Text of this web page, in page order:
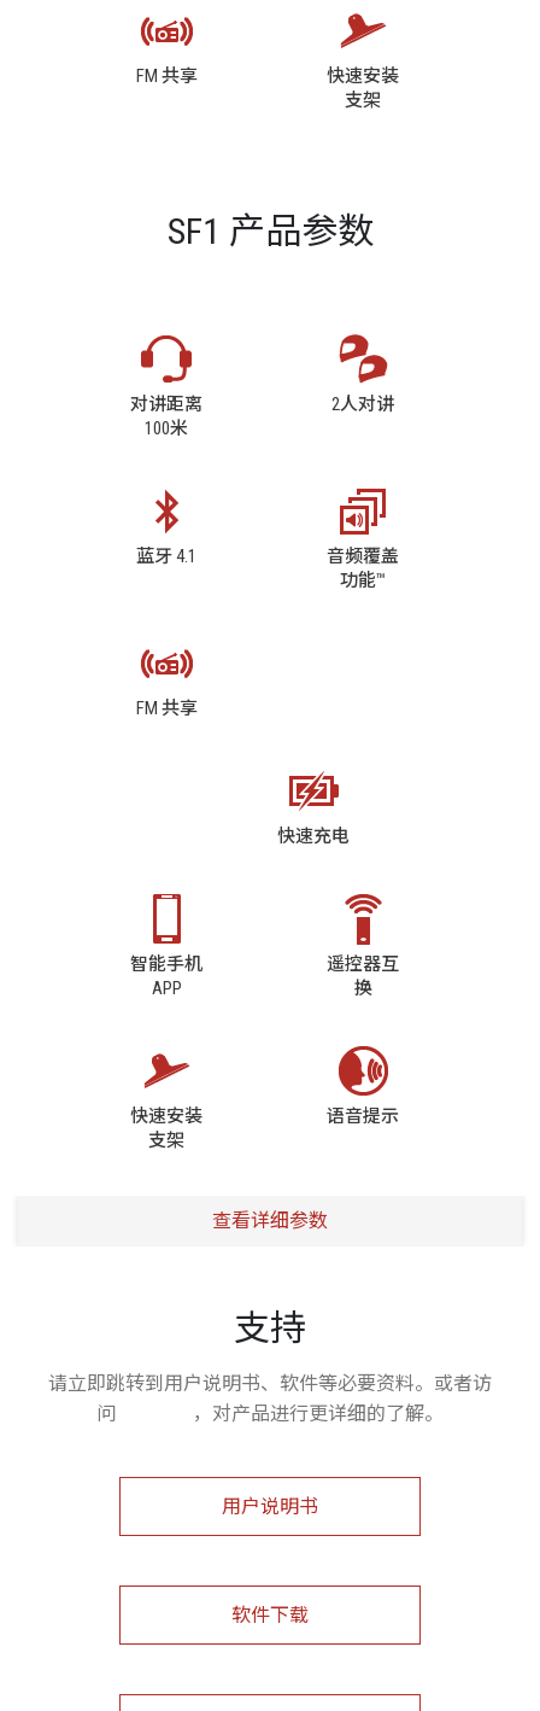
FM 共享
快速安装
支架
SF1 产品参数
对讲距离
100米
2人对讲
蓝牙 4.1
音频覆盖
功能™
FM 共享
快速充电
智能手机
APP
遥控器互
换
快速安装
支架
语音提示
查看详细参数
支持
请立即跳转到用户说明书、软件等必要资料。或者访
问
，对产品进行更详细的了解。
用户说明书
软件下载